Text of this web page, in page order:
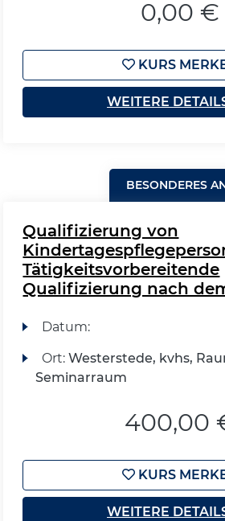
0,00 €
KURS
WEITERE
BESONDERES
Qualifizierung von
Tätigkeitsvorbereitende
Qualifizierung nach
Datum:
Ort: Westerstede, kvhs,
Seminarraum
400,00
KURS
WEITERE